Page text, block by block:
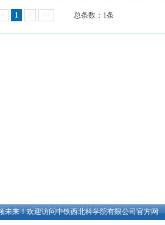
< 1 > >> 总条数：1条
来！欢迎访问中铁西北科学院有限公司官方网站